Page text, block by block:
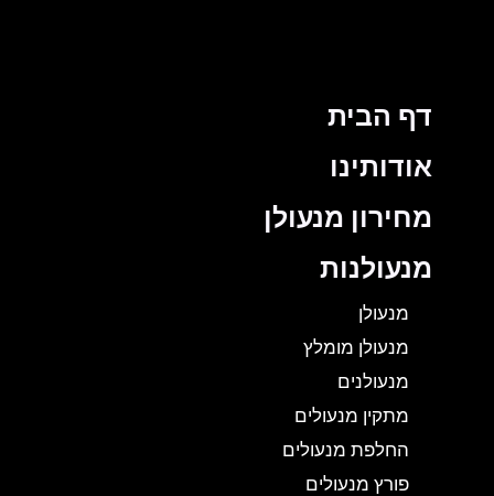
דף הבית
אודותינו
מחירון מנעולן
מנעולנות
מנעולן
מנעולן מומלץ
מנעולנים
מתקין מנעולים
החלפת מנעולים
פורץ מנעולים